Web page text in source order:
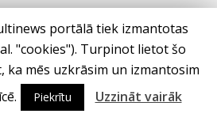
portālā tiek izmantotas
"cookies"). Turpinot lietot šo
ka mēs uzkrāsim un izmantosim
Piekrītu Uzzināt vairāk